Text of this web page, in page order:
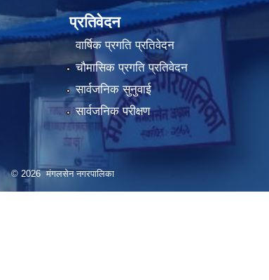
प्रतिवेदन
वार्षिक प्रगति प्रतिवेदन
चौमासिक प्रगति प्रतिवेदन
सार्वजनिक सुनुवाई
सार्वजनिक परीक्षण
© 2026 मंगलसेन नगरपालिका